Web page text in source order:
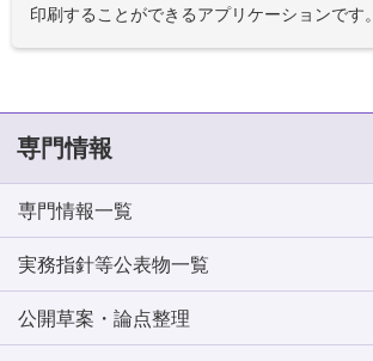
印刷することができるアプリケーションです。
専門情報
専門情報一覧
実務指針等公表物一覧
公開草案・論点整理